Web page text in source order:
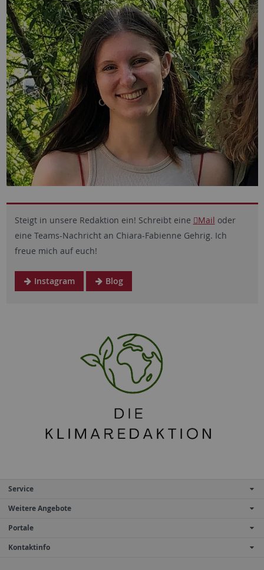
Steigt in unsere Redaktion ein! Schreibt eine Mail oder
eine Teams-Nachricht an Chiara-Fabienne Gehrig. Ich
freue mich auf euch!
Instagram Blog
Service
Weitere Angebote
Portale
Kontaktinfo